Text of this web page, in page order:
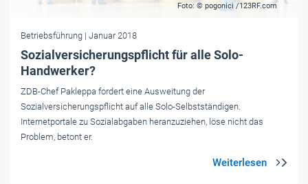
Foto: © pogonici /123RF.com
Betriebsführung | Januar 2018
Sozialversicherungspflicht für alle Solo-
Handwerker?
ZDB-Chef Pakleppa fordert eine Ausweitung der
Sozialversicherungspflicht auf alle Solo-Selbstständigen.
Internetportale zu Sozialabgaben heranzuziehen, löse nicht das
Problem, betont er.